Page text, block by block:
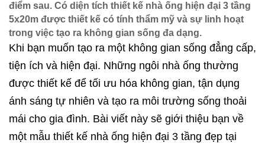
điểm sau. Có diện tích thiết kế nhà ống hiện đại 3 tầng
5x20m được thiết kế có tính thẩm mỹ và sự linh hoạt
trong việc tạo ra không gian sống đa dạng.
Khi bạn muốn tạo ra một không gian sống đẳng cấp,
tiện ích và hiện đại. Những ngôi nhà ống thường
được thiết kế để tối ưu hóa không gian, tận dụng
ánh sáng tự nhiên và tạo ra môi trường sống thoải
mái cho gia đình. Bài viết này sẽ giới thiệu bạn về
một mẫu thiết kế nhà ống hiện đại 3 tầng đẹp tại